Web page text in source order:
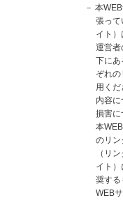
－ 本
張って
イト
運営者
下にあ
ぞれ
用く
内容
損害に
本
のリン
（リ
イト
奨する
WEB